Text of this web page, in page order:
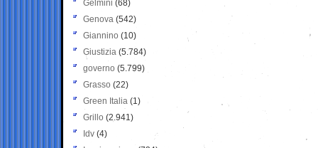
Gelmini (68)
Genova (542)
Giannino (10)
Giustizia (5.784)
governo (5.799)
Grasso (22)
Green Italia (1)
Grillo (2.941)
Idv (4)